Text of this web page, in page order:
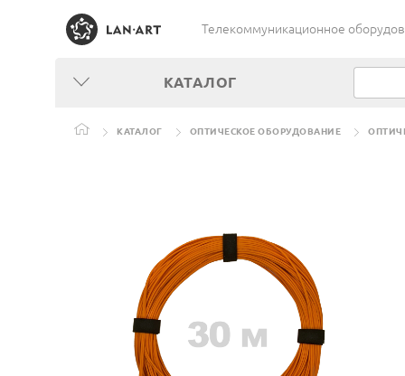
Телекоммуникационное
КАТАЛОГ
КАТАЛОГ ОПТИЧЕСКОЕ ОБОРУДОВАНИЕ